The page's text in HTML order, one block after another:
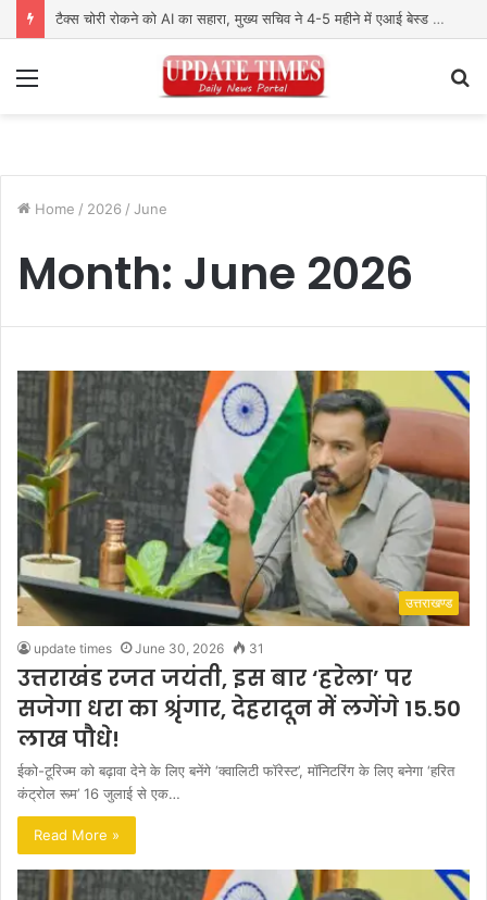
टैक्स चोरी रोकने को AI का सहारा, मुख्य सचिव ने 4-5 महीने में एआई बेस्ड मैकेनिज्म तैयार करने के दिए निर्देश
Home / 2026 / June
Month: June 2026
उत्तराखण्ड
update times June 30, 2026 31
उत्तराखंड रजत जयंती, इस बार ‘हरेला’ पर
सजेगा धरा का श्रृंगार, देहरादून में लगेंगे 15.50
लाख पौधे!
ईको-टूरिज्म को बढ़ावा देने के लिए बनेंगे ‘क्वालिटी फॉरेस्ट’, मॉनिटरिंग के लिए बनेगा ‘हरित
कंट्रोल रूम’ 16 जुलाई से एक…
Read More »